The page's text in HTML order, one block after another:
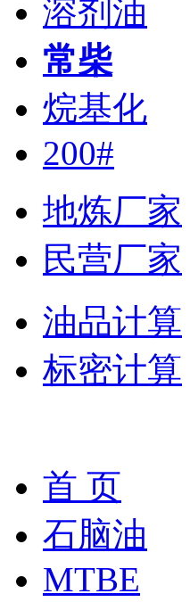
溶剂油
常柴
烷基化
200#
地炼厂家
民营厂家
油品计算
标密计算
首 页
石脑油
MTBE